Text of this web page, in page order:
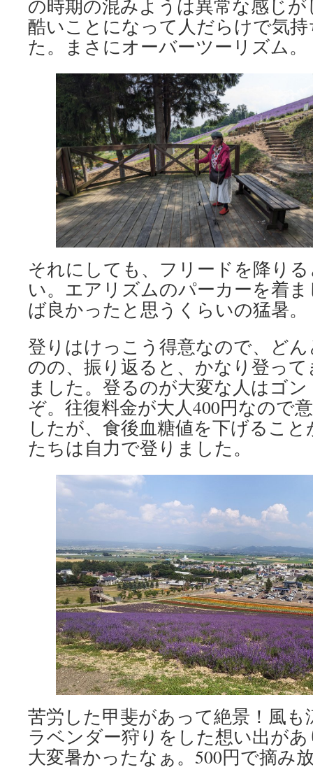
の時期の混みようは異常な感じ
酷いことになって人だらけで気
た。まさにオーバーツーリズム。
それにしても、フリードを降り
い。エアリズムのパーカーを着
ば良かったと思うくらいの猛暑。
登りはけっこう得意なので、ど
のの、振り返ると、かなり登っ
ました。登るのが大変な人はゴ
ぞ。往復料金が大人400円なので
したが、食後血糖値を下げるこ
たちは自力で登りました。
苦労した甲斐があって絶景！風
ラベンダー狩りをした想い出が
大変暑かったなぁ。500円で摘み